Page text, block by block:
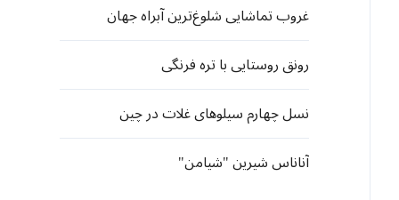
غروب تماشایی شلوغ‌ترین آبراه جهان
رونق روستایی با تره فرنگی
نسل چهارم سیلوهای غلات در چین
آناناس شیرین "شیامن"